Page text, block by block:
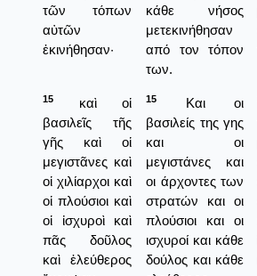
τῶν τόπων
αὐτῶν
ἐκινήθησαν·
κάθε νήσος
μετεκινήθησαν
από τον τόπον
των.
15
καὶ οἱ
βασιλεῖς τῆς
γῆς καὶ οἱ
μεγιστᾶνες καὶ
οἱ χιλίαρχοι καὶ
οἱ πλούσιοι καὶ
οἱ ἰσχυροὶ καὶ
πᾶς δοῦλος
καὶ ἐλεύθερος
15
Και οι
βασιλείς της γης
και οι
μεγιστάνες και
οι άρχοντες των
στρατών και οι
πλούσιοι και οι
ισχυροί και κάθε
δούλος και κάθε